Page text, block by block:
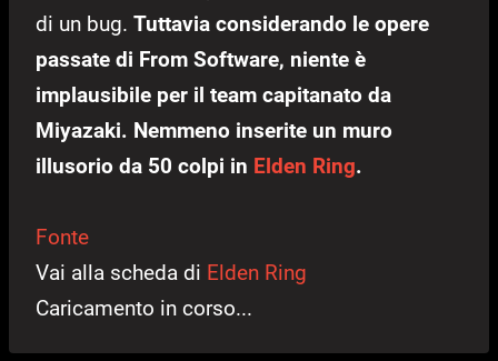
di un bug. Tuttavia considerando le opere
passate di From Software, niente è
implausibile per il team capitanato da
Miyazaki. Nemmeno inserite un muro
illusorio da 50 colpi in Elden Ring.
Fonte
Vai alla scheda di Elden Ring
Caricamento in corso...